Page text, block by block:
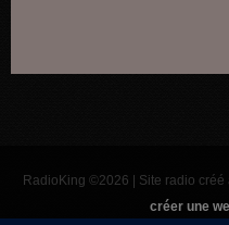
RadioKing ©2026 | Site radio créé
créer une